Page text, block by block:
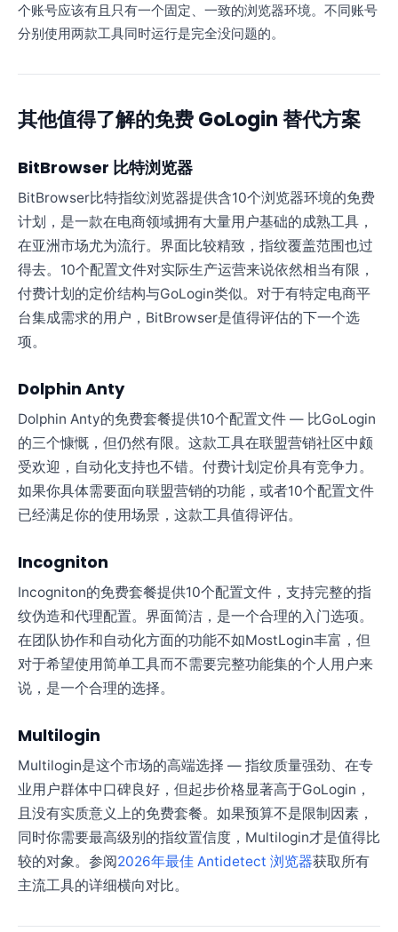
个账号应该有且只有一个固定、一致的浏览器环境。不同账号
分别使用两款工具同时运行是完全没问题的。
其他值得了解的免费 GoLogin 替代方案
BitBrowser 比特浏览器
BitBrowser比特指纹浏览器提供含10个浏览器环境的免费
计划，是一款在电商领域拥有大量用户基础的成熟工具，
在亚洲市场尤为流行。界面比较精致，指纹覆盖范围也过
得去。10个配置文件对实际生产运营来说依然相当有限，
付费计划的定价结构与GoLogin类似。对于有特定电商平
台集成需求的用户，BitBrowser是值得评估的下一个选
项。
Dolphin Anty
Dolphin Anty的免费套餐提供10个配置文件 — 比GoLogin
的三个慷慨，但仍然有限。这款工具在联盟营销社区中颇
受欢迎，自动化支持也不错。付费计划定价具有竞争力。
如果你具体需要面向联盟营销的功能，或者10个配置文件
已经满足你的使用场景，这款工具值得评估。
Incogniton
Incogniton的免费套餐提供10个配置文件，支持完整的指
纹伪造和代理配置。界面简洁，是一个合理的入门选项。
在团队协作和自动化方面的功能不如MostLogin丰富，但
对于希望使用简单工具而不需要完整功能集的个人用户来
说，是一个合理的选择。
Multilogin
Multilogin是这个市场的高端选择 — 指纹质量强劲、在专
业用户群体中口碑良好，但起步价格显著高于GoLogin，
且没有实质意义上的免费套餐。如果预算不是限制因素，
同时你需要最高级别的指纹置信度，Multilogin才是值得比
较的对象。参阅2026年最佳 Antidetect 浏览器获取所有
主流工具的详细横向对比。